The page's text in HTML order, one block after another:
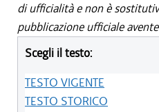
di ufficialità e non è
pubblicazione ufficiale
Scegli il testo:
TESTO VIGENTE
TESTO STORICO